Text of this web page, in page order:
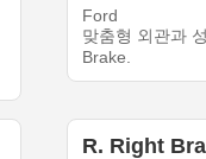
Ford
맞춤형 외관과
Brake.
R. Right